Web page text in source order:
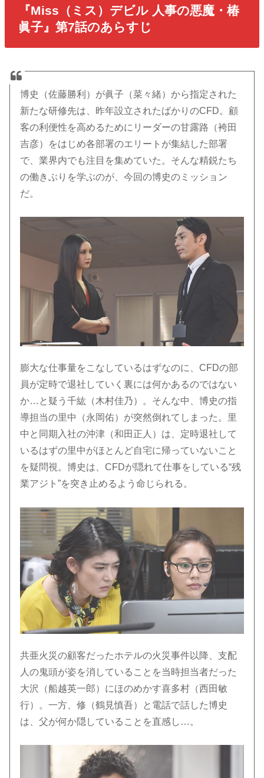
『Miss（ミス）デビル 人事の悪魔・椿
眞子』第7話のあらすじ
博史（佐藤勝利）が眞子（菜々緒）から指定された
新たな研修先は、昨年設立されたばかりのCFD。 顧
客の利便性を高めるためにリーダーの甘露路（袴田
吉彦）をはじめ各部署のエリートが集結した部署
で、業界内でも注目を集めていた。そんな精鋭たち
の働きぶりを学ぶのが、今回の博史のミッション
だ。
膨大な仕事量をこなしているはずなのに、CFDの部
員が定時で退社していく裏には何かあるのではない
か…と疑う千紘（木村佳乃）。そんな中、博史の指
導担当の里中（永岡佑）が突然倒れてしまった。里
中と同期入社の沖津（和田正人）は、定時退社して
いるはずの里中がほとんど自宅に帰っていないこと
を疑問視。博史は、CFDが隠れて仕事をしている“残
業アジト”を突き止めるよう命じられる。
共亜火災の顧客だったホテルの火災事件以降、支配
人の鬼頭が姿を消していることを当時担当者だった
大沢（船越英一郎）にほのめかす喜多村（西田敏
行）。一方、修（鶴見慎吾）と電話で話した博史
は、父が何か隠していることを直感し…。